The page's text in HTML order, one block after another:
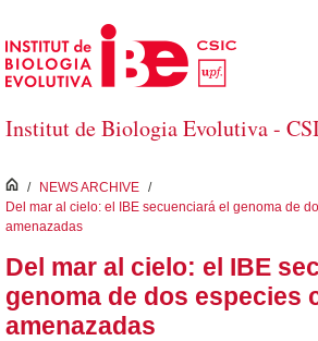
Skip to Main Content
Institut de Biologia Evolutiva -
inici
/ NEWS ARCHIVE /
Del mar al cielo: el IBE secuenciará el genoma de
amenazadas
Del mar al cielo: el IBE
genoma de dos especies
amenazadas